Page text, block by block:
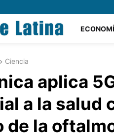
Ciencia
aplica
a la salud
de la